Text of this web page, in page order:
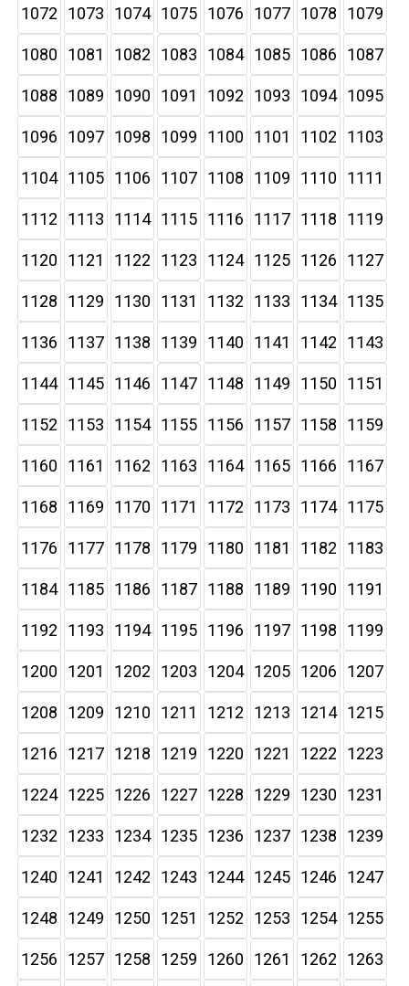
1072 1073 1074 1075 1076 1077 1078 1079
1080 1081 1082 1083 1084 1085 1086 1087
1088 1089 1090 1091 1092 1093 1094 1095
1096 1097 1098 1099 1100 1101 1102 1103
1104 1105 1106 1107 1108 1109 1110 1111
1112 1113 1114 1115 1116 1117 1118 1119
1120 1121 1122 1123 1124 1125 1126 1127
1128 1129 1130 1131 1132 1133 1134 1135
1136 1137 1138 1139 1140 1141 1142 1143
1144 1145 1146 1147 1148 1149 1150 1151
1152 1153 1154 1155 1156 1157 1158 1159
1160 1161 1162 1163 1164 1165 1166 1167
1168 1169 1170 1171 1172 1173 1174 1175
1176 1177 1178 1179 1180 1181 1182 1183
1184 1185 1186 1187 1188 1189 1190 1191
1192 1193 1194 1195 1196 1197 1198 1199
1200 1201 1202 1203 1204 1205 1206 1207
1208 1209 1210 1211 1212 1213 1214 1215
1216 1217 1218 1219 1220 1221 1222 1223
1224 1225 1226 1227 1228 1229 1230 1231
1232 1233 1234 1235 1236 1237 1238 1239
1240 1241 1242 1243 1244 1245 1246 1247
1248 1249 1250 1251 1252 1253 1254 1255
1256 1257 1258 1259 1260 1261 1262 1263